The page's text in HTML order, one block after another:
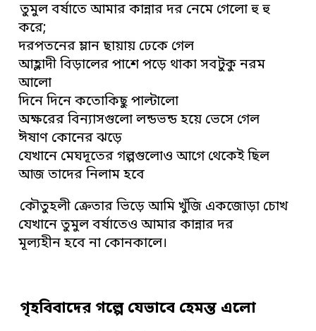
তুমুল বর্ষাতে আমার কান্নার দর নেমে গেলো হু হু
করে;
দরপতনের ম্লান ছায়ায় ঢেকে গেল
আহ্লাদী বিড়ালের পাশে পড়ে থাকা সবটুকু নরম
আলো
দিনে দিনে কতোকিছু পাল্টালো
অক্ষরের বিন্যাসগুলো লন্ডভন্ড হয়ে ভেসে গেল
ঈষাণ কোনের ঝড়ে
যেখানে মেঘদূতের গল্পগুলোও আগে থেকেই ছিল
আজ তাদের নিলাম হবে
কৌতুহলী ক্রেতার ভিড়ে আমি খুঁজি একজোড়া চোখ
যেখানে তুমুল বর্ষাতেও আমার কান্নার দর
মূল্যহীন হবে না কোনকালে।
গৃহবিবাদের গল্পে যেভাবে হেমন্ত এলো